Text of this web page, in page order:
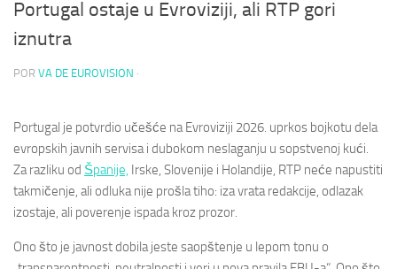
Portugal ostaje u Evroviziji, ali RTP gori
iznutra
POR VA DE EUROVISION ·
Portugal je potvrdio učešće na Evroviziji 2026. uprkos bojkotu dela
evropskih javnih servisa i dubokom neslaganju u sopstvenoj kući.
Za razliku od Španije, Irske, Slovenije i Holandije, RTP neće napustiti
takmičenje, ali odluka nije prošla tiho: iza vrata redakcije, odlazak
izostaje, ali poverenje ispada kroz prozor.
Ono što je javnost dobila jeste saopštenje u lepom tonu o